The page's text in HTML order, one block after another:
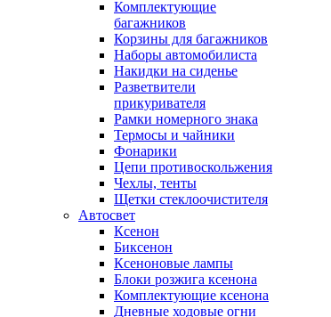
Комплектующие
багажников
Корзины для багажников
Наборы автомобилиста
Накидки на сиденье
Разветвители
прикуривателя
Рамки номерного знака
Термосы и чайники
Фонарики
Цепи противоскольжения
Чехлы, тенты
Щетки стеклоочистителя
Автосвет
Ксенон
Биксенон
Ксеноновые лампы
Блоки розжига ксенона
Комплектующие ксенона
Дневные ходовые огни